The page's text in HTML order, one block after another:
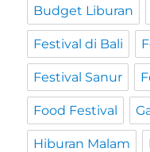
Budget Liburan
Festival di Bali
Festival Sanur
Food Festival
Hiburan Malam